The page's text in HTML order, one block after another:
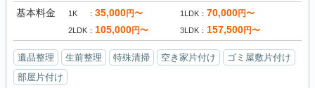
基本料金 1K 35,000円〜 1LDK 70,000円〜
2LDK 105,000円〜 3LDK 157,500円〜
遺品整理 生前整理 特殊清掃 空き家片付け
ゴミ屋敷片付け
部屋片付け